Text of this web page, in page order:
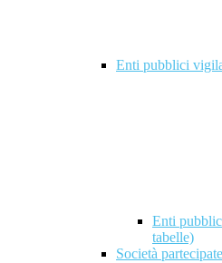
Enti pubblici
Enti
tabelle)
Società partecipate